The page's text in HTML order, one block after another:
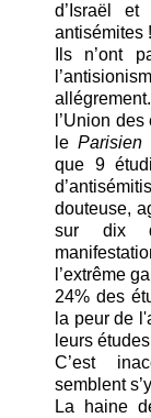
d’Israël
antisémites
Ils n’ont
l’Union
le Parisien
que 9
douteuse,
sur dix
l’extrême
24% des
la peur de
leurs
C’est
semblent
La haine